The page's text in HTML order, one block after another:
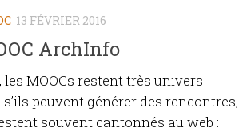
13 FÉVRIER 2016
ArchInfo
les MOOCs restent très univers
peuvent générer des rencontres,
souvent cantonnés au web :